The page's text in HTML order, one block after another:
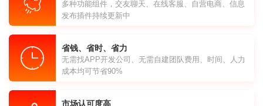
多种功能组件，交友聊天、在线客服、自营电商、信息
发布插件持续更新中
省钱、省时、省力
无需找APP开发公司、无需自建团队费用、时间、人力
成本均可节省90%
市场认可度高